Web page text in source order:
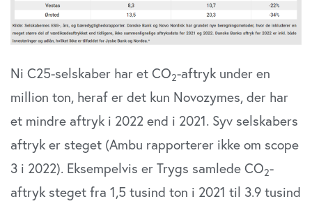
Ni C25-selskaber har et CO2-aftryk under en
million ton, heraf er det kun Novozymes, der har
et mindre aftryk i 2022 end i 2021. Syv selskabers
aftryk er steget (Ambu rapporterer ikke om scope
3 i 2022). Eksempelvis er Trygs samlede CO2-
aftryk steget fra 1,5 tusind ton i 2021 til 3.9 tusind